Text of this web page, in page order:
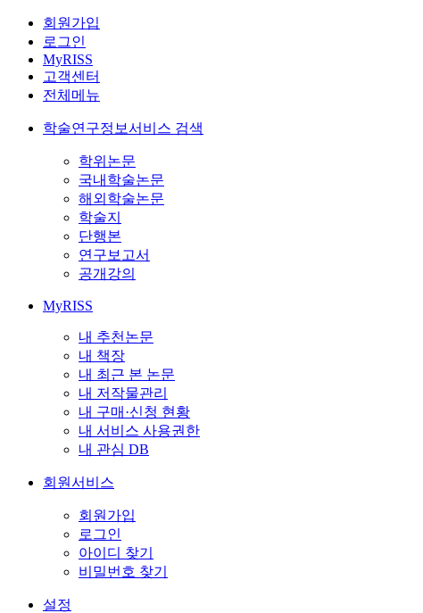
회원가입
로그인
MyRISS
고객센터
전체메뉴
학술연구정보서비스 검색
학위논문
국내학술논문
해외학술논문
학술지
단행본
연구보고서
공개강의
MyRISS
내 추천논문
내 책장
내 최근 본 논문
내 저작물관리
내 구매·신청 현황
내 서비스 사용권한
내 관심 DB
회원서비스
회원가입
로그인
아이디 찾기
비밀번호 찾기
설정